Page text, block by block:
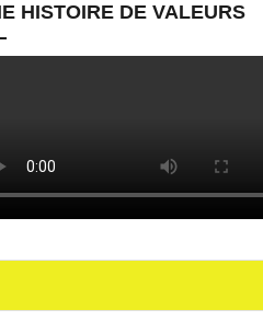
HISTOIRE DE VALEURS